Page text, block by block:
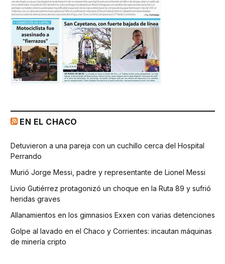
EN EL CHACO
Detuvieron a una pareja con un cuchillo cerca del Hospital
Perrando
Murió Jorge Messi, padre y representante de Lionel Messi
Livio Gutiérrez protagonizó un choque en la Ruta 89 y sufrió
heridas graves
Allanamientos en los gimnasios Exxen con varias detenciones
Golpe al lavado en el Chaco y Corrientes: incautan máquinas
de minería cripto